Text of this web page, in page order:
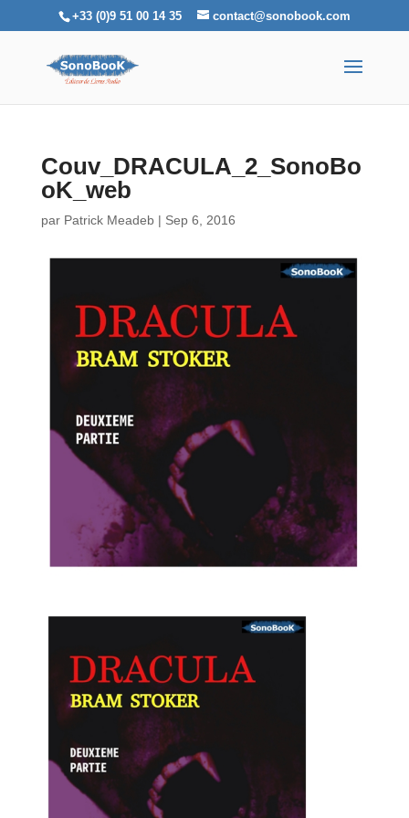
+33 (0)9 51 00 14 35 contact@sonobook.com
Couv_DRACULA_2_SonoBo
oK_web
par Patrick Meadeb| Sep 6, 2016